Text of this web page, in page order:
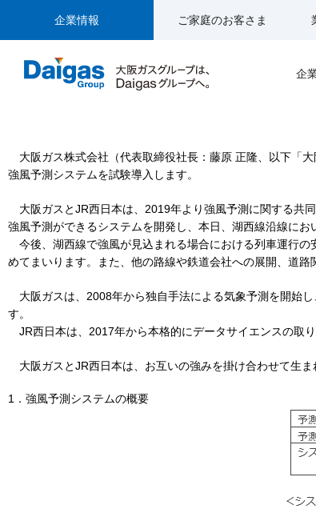
企業情報 ご家庭のお客さま
企
プレスリリース
大阪ガスとJR西日本、気象予測とデータサイエンスで協業
大阪ガス株式会社（代表取締役社長：藤原 正隆、以下「
強風予測システムを試験導入します。
大阪ガスとJR西日本は、2019年より強風予測に関する共
強風予測ができるシステムを開発し、本日、湖西線沿線にお
今後、湖西線で強風が見込まれる場合における列車運行の
めてまいります。また、他の路線や鉄道会社への展開、道
大阪ガスは、2008年から独自手法による気象予測を開始
す。
JR西日本は、2017年から本格的にデータサイエンスの取
大阪ガスとJR西日本は、お互いの強みを掛け合わせて生
1．強風予測システムの概要